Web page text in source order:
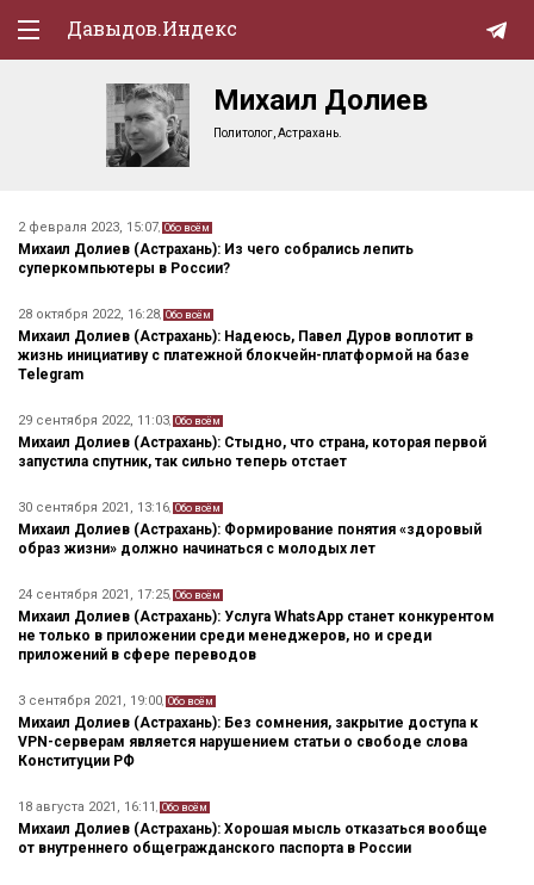
Давыдов.Индекс
Политическая жизнь
Экономика
Образование
Спорт
Культура
Мурзилка
Михаил Долиев
Политолог, Астрахань.
2 февраля 2023, 15:07, Обо всём
Михаил Долиев (Астрахань): Из чего собрались лепить
суперкомпьютеры в России?
28 октября 2022, 16:28, Обо всём
Михаил Долиев (Астрахань): Надеюсь, Павел Дуров воплотит в
жизнь инициативу с платежной блокчейн-платформой на базе
Telegram
29 сентября 2022, 11:03, Обо всём
Михаил Долиев (Астрахань): Стыдно, что страна, которая первой
запустила спутник, так сильно теперь отстает
30 сентября 2021, 13:16, Обо всём
Михаил Долиев (Астрахань): Формирование понятия «здоровый
образ жизни» должно начинаться с молодых лет
24 сентября 2021, 17:25, Обо всём
Михаил Долиев (Астрахань): Услуга WhatsApp станет конкурентом
не только в приложении среди менеджеров, но и среди
приложений в сфере переводов
3 сентября 2021, 19:00, Обо всём
Михаил Долиев (Астрахань): Без сомнения, закрытие доступа к
VPN-серверам является нарушением статьи о свободе слова
Конституции РФ
18 августа 2021, 16:11 , Обо всём
Михаил Долиев (Астрахань): Хорошая мысль отказаться вообще
от внутреннего общегражданского паспорта в России